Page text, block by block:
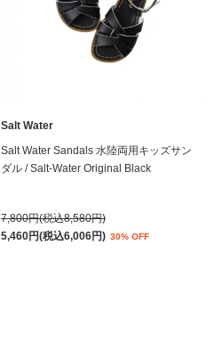
Salt Water
Salt Water Sandals 水陸両用キッズサン
ダル / Salt-Water Original Black
7,800円(税込8,580円)
5,460円(税込6,006円) 30% OFF